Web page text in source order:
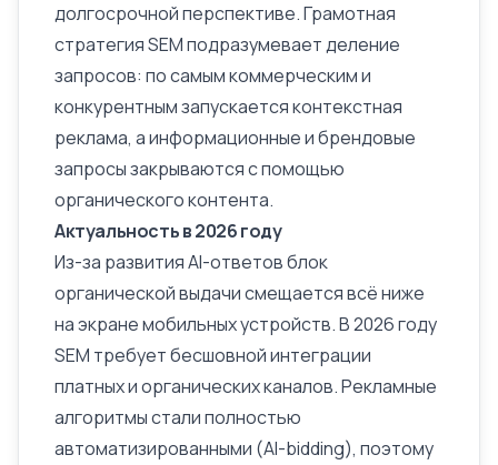
долгосрочной перспективе. Грамотная
стратегия SEM подразумевает деление
запросов: по самым коммерческим и
конкурентным запускается контекстная
реклама, а информационные и брендовые
запросы закрываются с помощью
органического контента.
Актуальность в 2026 году
Из-за развития AI-ответов блок
органической выдачи смещается всё ниже
на экране мобильных устройств. В 2026 году
SEM требует бесшовной интеграции
платных и органических каналов. Рекламные
алгоритмы стали полностью
автоматизированными (AI-bidding), поэтому